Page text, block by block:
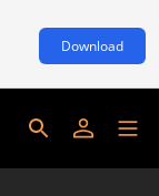
Download